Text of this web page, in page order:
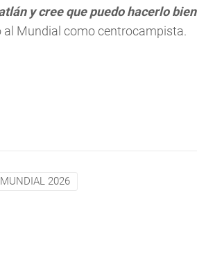
y cree que puedo hacerlo bien
Mundial como centrocampista.
MUNDIAL 2026